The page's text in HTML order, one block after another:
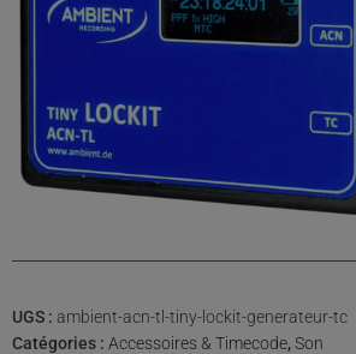
UGS : ambient-acn-tl-tiny-lockit-generateur-tc
Catégories : Accessoires & Timecode,Son